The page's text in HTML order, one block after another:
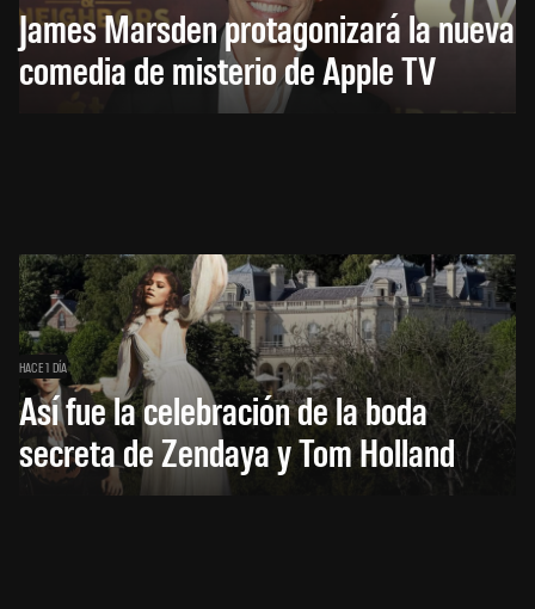
James Marsden protagonizará la nueva
comedia de misterio de Apple TV
HACE 1 DÍA
Así fue la celebración de la boda
secreta de Zendaya y Tom Holland